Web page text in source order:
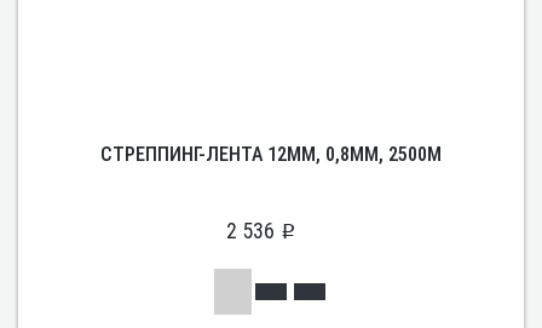
СТРЕППИНГ-ЛЕНТА 12ММ, 0,8ММ, 2500М
2 536 p